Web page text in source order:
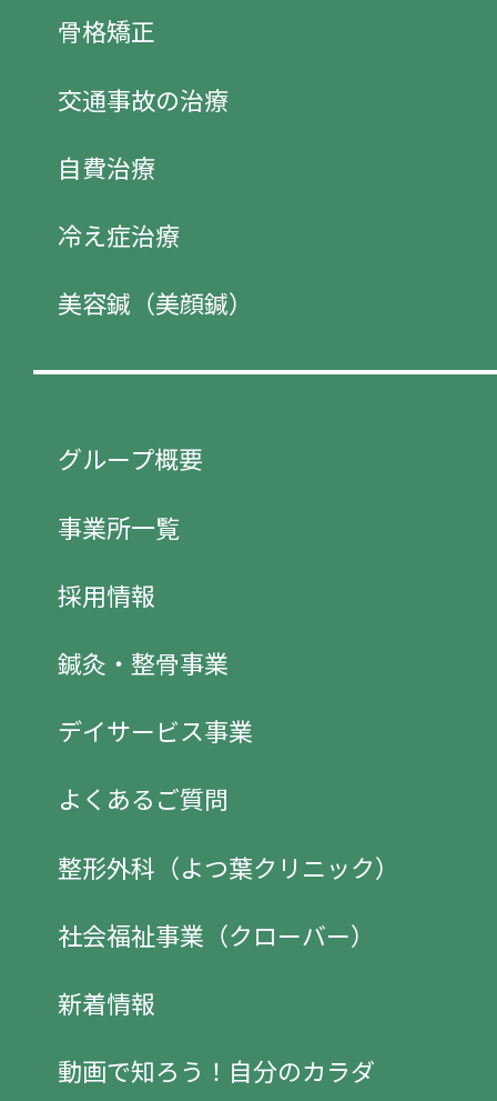
骨格矯正
交通事故の治療
自費治療
冷え症治療
美容鍼（美顔鍼）
グループ概要
事業所一覧
採用情報
鍼灸・整骨事業
デイサービス事業
よくあるご質問
整形外科（よつ葉クリニック）
社会福祉事業（クローバー）
新着情報
動画で知ろう！自分のカラダ